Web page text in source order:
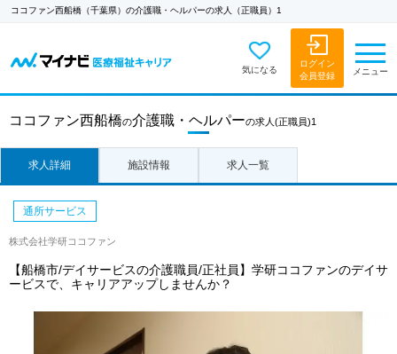
ココファン西船橋（千葉県）の介護職・ヘルパーの求人（正職員）1
気になる
ログイン
会員登録
メニュー
ココファン西船橋の介護職・ヘルパーの求人 (正職員)1
求人詳細 施設情報 求人一覧
通所サービス
株式会社学研ココファン
【船橋市/デイサービスの介護職員/正社員】学研ココファンのデイサ
ービスで、キャリアアップしませんか？